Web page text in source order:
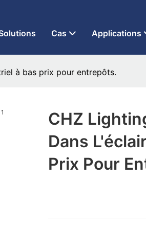
Cas Applications
à bas prix pour entrepôts.
CHZ
Dans
Prix Pour